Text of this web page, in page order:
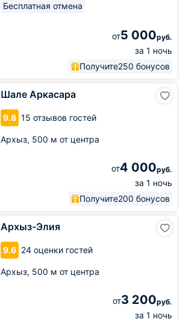
Бесплатная отмена
от5 000руб.
за 1 ночь
Получите250 бонусов
Шале Аркасара
9.8 15 отзывов гостей
Архыз, 500 м от центра
от4 000руб.
за 1 ночь
Получите200 бонусов
Архыз-Элия
9.6 24 оценки гостей
Архыз, 500 м от центра
от3 200руб.
за 1 ночь